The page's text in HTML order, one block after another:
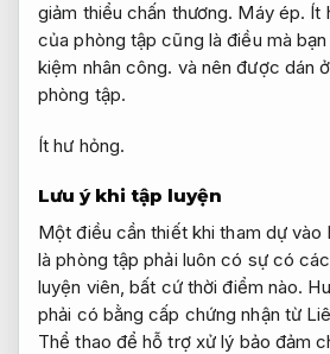
giảm thiểu chấn thương. Máy ép. Ít
của phòng tập cũng là điều mà bạn
kiệm nhân công. và nên được dán
phòng tập.
Ít hư hỏng.
Lưu ý khi tập luyện
Một điều cần thiết khi tham dự vào
là phòng tập phải luôn có sự có
luyện viên, bất cứ thời điểm nào.
phải có bằng cấp chứng nhận từ
Thể thao để hỗ trợ xử lý bảo đảm